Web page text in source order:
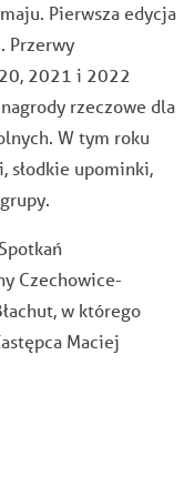
Pierwsza edycja
Przerwy
2021 i 2022
rzeczowe dla
W tym roku
słodkie upominki,
Czechowice-
w którego
Maciej